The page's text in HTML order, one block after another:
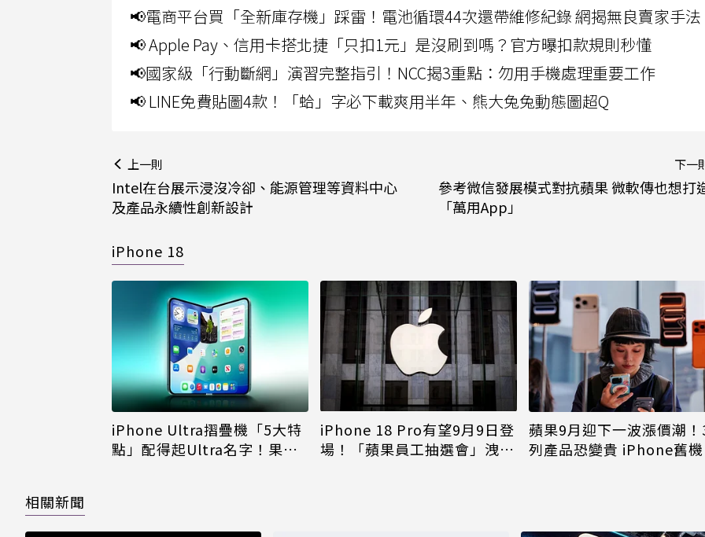
📢電商平台買「全新庫存機」踩雷！電池循環44次還帶維修紀錄 網揭無良賣家手法
📢 Apple Pay、信用卡搭北捷「只扣1元」是沒刷到嗎？官方曝扣款規則秒懂
📢國家級「行動斷網」演習完整指引！NCC揭3重點：勿用手機處理重要工作
📢 LINE免費貼圖4款！「蛤」字必下載爽用半年、熊大兔兔動態圖超Q
上一則
Intel在台展示浸沒冷卻、能源管理等資料中心
及產品永續性創新設計
下一
參考微信發展模式對抗蘋果 微軟傳也想打
「萬用App」
iPhone 18
iPhone Ultra摺疊機「5大特
點」配得起Ultra名字！果粉
iPhone 18 Pro有望9月9日登
場！「蘋果員工抽選會」洩端
蘋果9月迎下一波漲價潮
列產品恐變貴 iPhone舊
相關新聞